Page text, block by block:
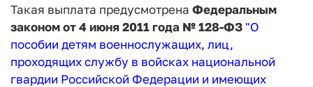
Такая выплата предусмотрена Федеральным
законом от 4 июня 2011 года № 128-ФЗ "О
пособии детям военнослужащих, лиц,
проходящих службу в войсках национальной
гвардии Российской Федерации и имеющих